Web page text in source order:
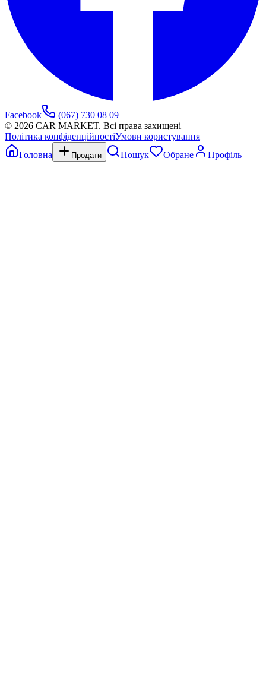
Facebook
(067) 730 08 09
© 2026 CAR MARKET. Всі права захищені
Політика конфіденційностіУмови користування
Головна
Продати Пошук Обране Профіль